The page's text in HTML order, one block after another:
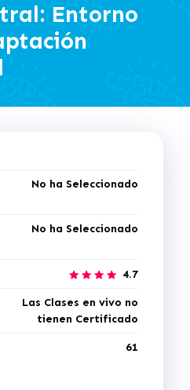
Entorno
No ha Seleccionado
No ha Seleccionado
4.7
Las Clases en vivo no
tienen Certificado
61